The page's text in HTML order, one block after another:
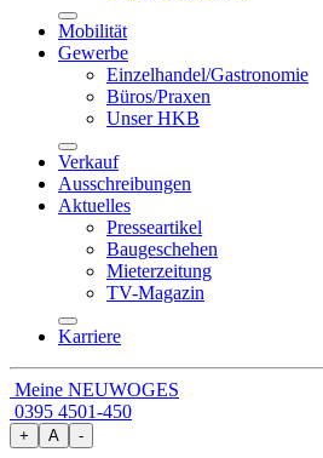
Mobilität
Gewerbe
Einzelhandel/Gastronomie
Büros/Praxen
Unser HKB
Verkauf
Ausschreibungen
Aktuelles
Presseartikel
Baugeschehen
Mieterzeitung
TV-Magazin
Karriere
Meine NEUWOGES
0395 4501-450
+ A -